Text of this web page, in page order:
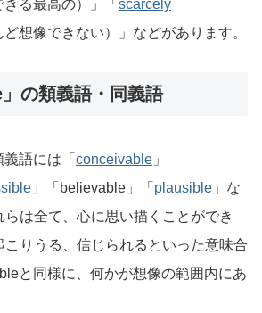
る最高の）」「 scarcely
想像できない）」などがあります。
の類義語・同義語
語には「 conceivable 」
」「believable」「 plausible 」な
らは全て、心に思い描くことができ
こりうる、信じられるといった意味合
と同様に、何かが想像の範囲内にあ